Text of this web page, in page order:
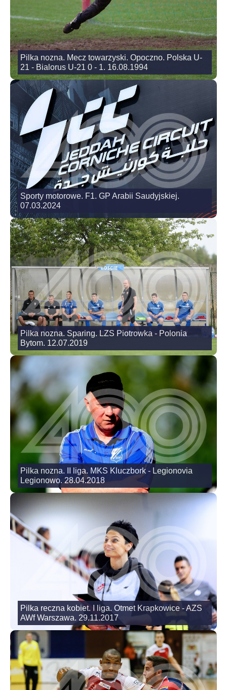
Pilka nozna. Mecz towarzyski. Opoczno. Polska U-
21 - Bialorus U-21 0 - 1. 16.08.1994
Sporty motorowe. F1. GP Arabii Saudyjskiej.
07.03.2024
Pilka nozna. Sparing. LZS Piotrowka - Polonia
Bytom. 12.07.2019
Pilka nozna. II liga. MKS Kluczbork - Legionovia
Legionowo. 28.04.2018
Pilka reczna kobiet. I liga. Otmet Krapkowice - AZS
AWf Warszawa. 29.11.2017